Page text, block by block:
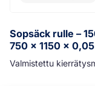
Sopsäck rulle –
750 x 1150 x
Valmistettu